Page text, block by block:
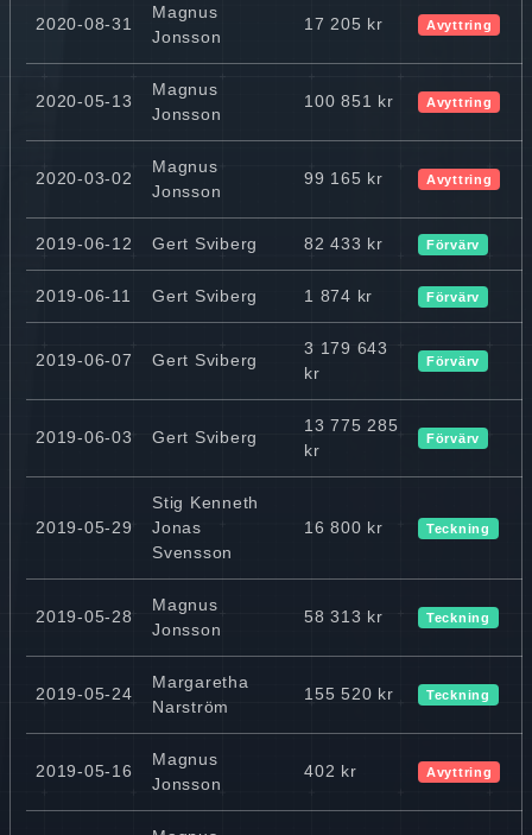
2020-08-31
Magnus
Jonsson
17 205 kr Avyttring
2020-05-13
Magnus
Jonsson
100 851 kr Avyttring
2020-03-02
Magnus
Jonsson
99 165 kr Avyttring
2019-06-12 Gert Sviberg 82 433 kr Förvärv
2019-06-11 Gert Sviberg 1 874 kr Förvärv
2019-06-07 Gert Sviberg
3 179 643
kr
Förvärv
2019-06-03 Gert Sviberg
13 775 285
kr
Förvärv
2019-05-29
Stig Kenneth
Jonas
Svensson
16 800 kr Teckning
2019-05-28
Magnus
Jonsson
58 313 kr Teckning
2019-05-24
Margaretha
Narström
155 520 kr Teckning
2019-05-16
Magnus
Jonsson
402 kr Avyttring